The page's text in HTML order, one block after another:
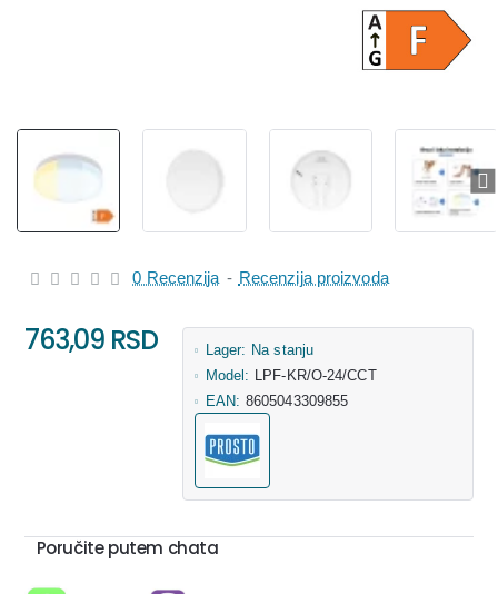
0 Recenzija - Recenzija proizvoda
763,09 RSD Lager: Na stanju
Model: LPF-KR/O-24/CCT
EAN: 8605043309855
Poručite putem chata